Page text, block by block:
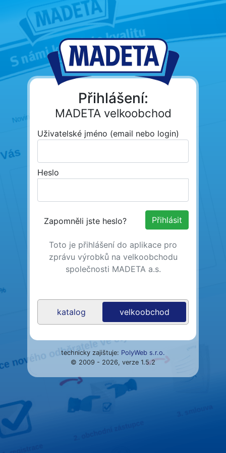
Přihlášení:
MADETA velkoobchod
Uživatelské jméno (email nebo login)
Heslo
Zapomněli jste heslo?
Toto je přihlášení do aplikace pro
zprávu výrobků na velkoobchodu
společnosti MADETA a.s.
katalog velkoobchod
technicky zajištuje: PolyWeb s.r.o.
© 2009 - 2026, verze 1.5.2